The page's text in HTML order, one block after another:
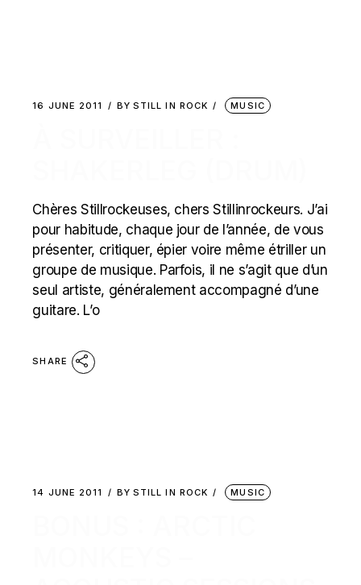
16 JUNE 2011 BY STILL IN ROCK MUSIC
Chères Stillrockeuses, chers Stillinrockeurs. J’ai
pour habitude, chaque jour de l’année, de vous
présenter, critiquer, épier voire même étriller un
groupe de musique. Parfois, il ne s’agit que d’un
seul artiste, généralement accompagné d’une
guitare. L’o
SHARE
14 JUNE 2011 BY STILL IN ROCK MUSIC